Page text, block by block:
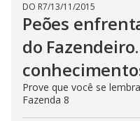
DO R7/13/11/2015
Peões
do
Prove que você se
Fazenda 8